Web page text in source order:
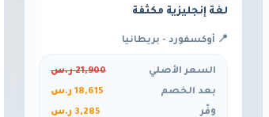
لغة إنجليزية مكثفة
📍 أوكسفورد - بريطانيا
السعر الأصلي
21,900 ر.س
بعد الخصم
18,615 ر.س
وفّر
3,285 ر.س